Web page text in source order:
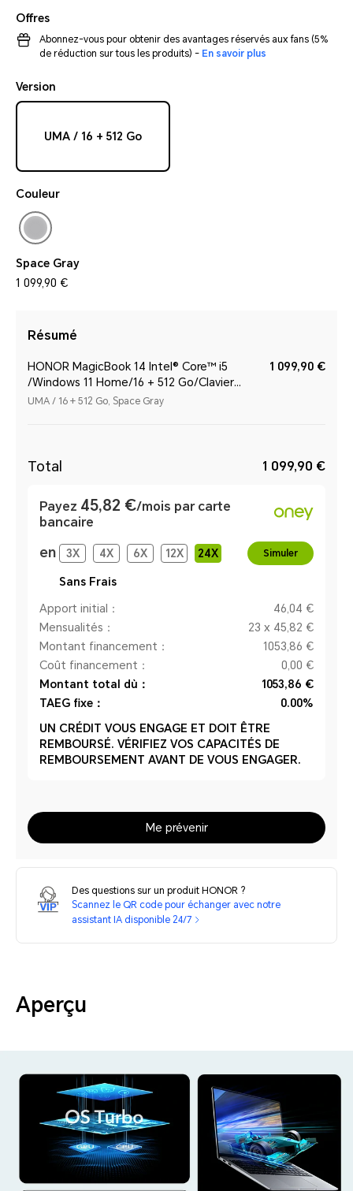
Offres
Abonnez-vous pour obtenir des avantages réservés aux fans (5%
de réduction sur tous les produits) - En savoir plus
Version
UMA / 16 + 512 Go
Couleur
Space Gray
1 099,90 €
Résumé
HONOR MagicBook 14 Intel® Core™ i5
/Windows 11 Home/16 + 512 Go/Clavier
AZERTY/Space Gray
UMA / 16 + 512 Go, Space Gray
1 099,90 €
Total 1 099,90 €
Payez 45,82 €/mois par carte
bancaire
en 3X 4X 6X 12X 24X
Sans Frais
Simuler
Apport initial：
46,04 €
Mensualités：
23 x 45,82 €
Montant financement：
1053,86 €
Coût financement：
0,00 €
Montant total dù：
1053,86 €
TAEG fixe：
0.00%
UN CRÉDIT VOUS ENGAGE ET DOIT ÊTRE
REMBOURSÉ. VÉRIFIEZ VOS CAPACITÉS DE
REMBOURSEMENT AVANT DE VOUS ENGAGER.
Me prévenir
Des questions sur un produit HONOR ?
Scannez le QR code pour échanger avec notre
assistant IA disponible 24/7
Aperçu